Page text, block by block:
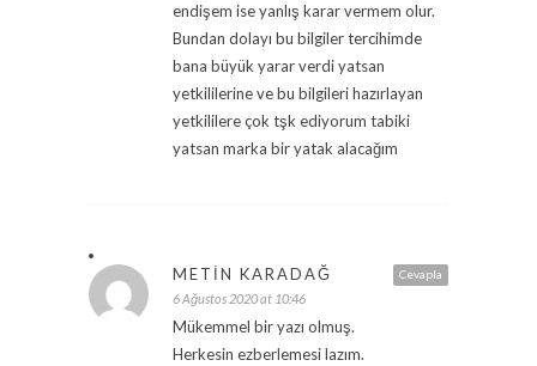
endişem ise yanlış karar vermem olur.
Bundan dolayı bu bilgiler tercihimde
bana büyük yarar verdi yatsan
yetkililerine ve bu bilgileri hazırlayan
yetkililere çok tşk ediyorum tabiki
yatsan marka bir yatak alacağım
Cevapla
METIN KARADAĞ
6 Ağustos 2020 at 10:46
Mükemmel bir yazı olmuş.
Herkesin ezberlemesi lazım.